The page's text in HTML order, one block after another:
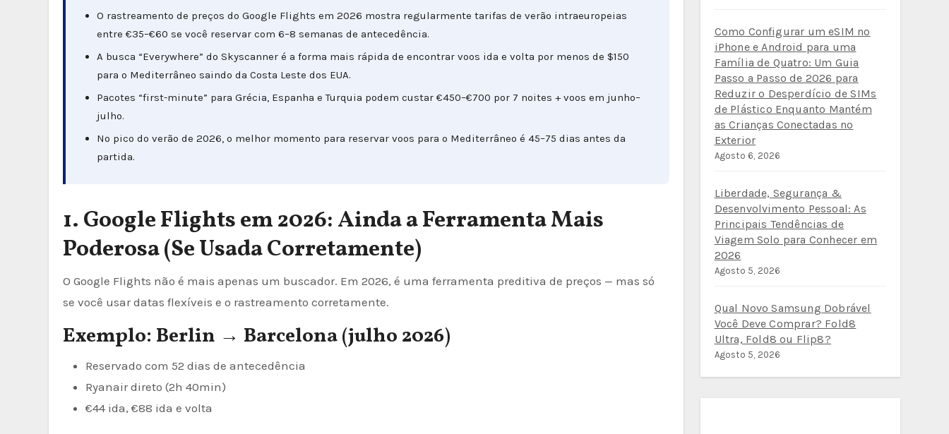
O rastreamento de preços do Google Flights em 2026 mostra regularmente tarifas de verão intraeuropeias
entre €35–€60 se você reservar com 6–8 semanas de antecedência.
A busca “Everywhere” do Skyscanner é a forma mais rápida de encontrar voos ida e volta por menos de $150
para o Mediterrâneo saindo da Costa Leste dos EUA.
Pacotes “first-minute” para Grécia, Espanha e Turquia podem custar €450–€700 por 7 noites + voos em junho–
julho.
No pico do verão de 2026, o melhor momento para reservar voos para o Mediterrâneo é 45–75 dias antes da
partida.
1. Google Flights em 2026: Ainda a Ferramenta Mais
Poderosa (Se Usada Corretamente)
O Google Flights não é mais apenas um buscador. Em 2026, é uma ferramenta preditiva de preços — mas só
se você usar datas flexíveis e o rastreamento corretamente.
Exemplo: Berlin → Barcelona (julho 2026)
Reservado com 52 dias de antecedência
Ryanair direto (2h 40min)
€44 ida, €88 ida e volta
Como Configurar um eSIM no
iPhone e Android para uma
Família de Quatro: Um Guia
Passo a Passo de 2026 para
Reduzir o Desperdício de SIMs
de Plástico Enquanto Mantém
as Crianças Conectadas no
Exterior
Agosto 6, 2026
Liberdade, Segurança &
Desenvolvimento Pessoal: As
Principais Tendências de
Viagem Solo para Conhecer em
2026
Agosto 5, 2026
Qual Novo Samsung Dobrável
Você Deve Comprar? Fold8
Ultra, Fold8 ou Flip8?
Agosto 5, 2026